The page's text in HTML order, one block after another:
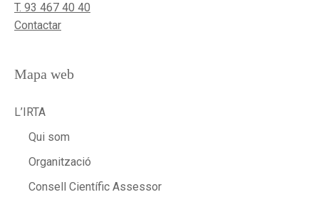
T. 93 467 40 40
Contactar
Mapa web
L’IRTA
Qui som
Organització
Consell Científic Assessor